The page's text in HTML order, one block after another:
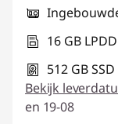
16 GB
512 GB
Bekijk
en 19-08